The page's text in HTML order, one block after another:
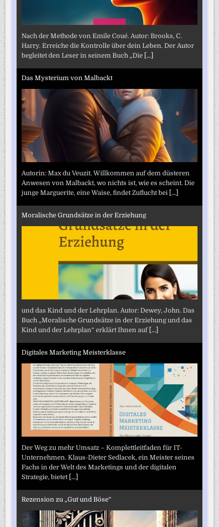
Nach der Methode von Emile Coué. Autor: Brooks, C.
Harry. Erreiche die Kontrolle über dein Leben. Der Autor
begleitet den Leser in seinem Buch „Die [...]
Das Mysterium von Malbackt
Autorin: Max du Veuzit. Willkommen auf dem düsteren
Anwesen von Malbackt, wo nichts ist, wie es scheint. Die
junge Marguerite, eine Waise, findet Zuflucht bei
[...]
Moralische Grundsätze in der Erziehung
und das Kind und der Lehrplan. Autor: Dewey, John. Das
Buch „Moralische Grundsätze in der Erziehung und das
Kind und der Lehrplan“ erklärt Ihnen auf [...]
Digitales Marketing Meisterklasse
Der Weg zu mehr Umsatz – Komplettleitfaden für IT-
Unternehmen. Klaus-Dieter Sedlacek, ein Meister seines
Fachs in der Welt des Marketings und der digitalen
Strategie, bietet [...]
Rezension zu „Gut und Böse“